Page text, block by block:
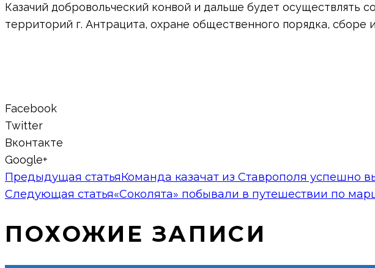
Казачий добровольческий конвой и дальше будет
территорий г. Антрацита, охране общественного порядка, сборе
Facebook
Twitter
Вконтакте
Google+
Предыдущая статьяКоманда казачат из Ставрополя успешно
Следующая статья«Соколята» побывали в путешествии по
ПОХОЖИЕ ЗАПИСИ